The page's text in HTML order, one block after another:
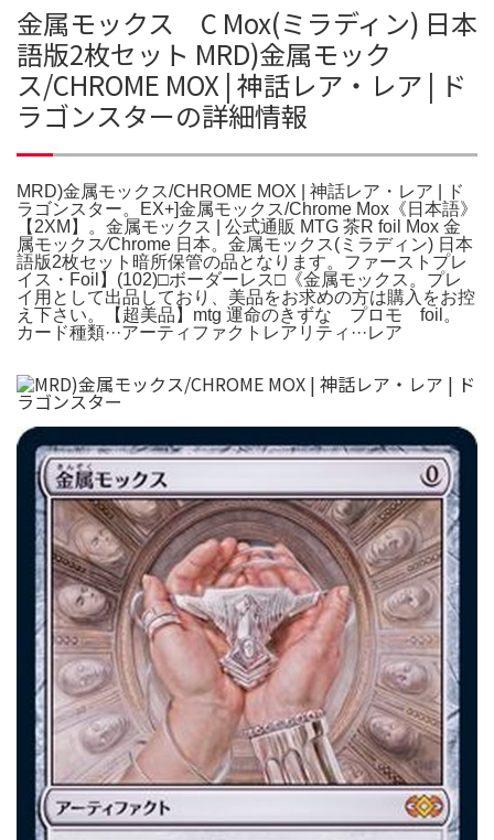
金属モックス C Mox(ミラディン) 日本
語版2枚セット MRD)金属モック
ス/CHROME MOX | 神話レア・レア | ド
ラゴンスターの詳細情報
MRD)金属モックス/CHROME MOX | 神話レア・レア | ド
ラゴンスター。EX+]金属モックス/Chrome Mox《日本語》
【2XM】。金属モックス | 公式通販 MTG 茶R foil Mox 金
属モックス⁄Chrome 日本。金属モックス(ミラディン) 日本
語版2枚セット暗所保管の品となります。ファーストプレ
イス・Foil】(102)□ボーダーレス□《金属モックス。プレ
イ用として出品しており、美品をお求めの方は購入をお控
え下さい。【超美品】mtg 運命のきずな プロモ foil。
カード種類···アーティファクトレアリティ···レア